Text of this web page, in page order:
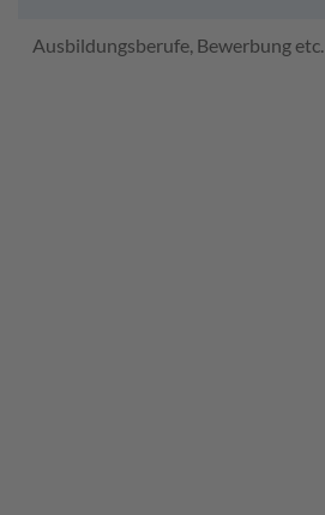
Ausbildungsberufe, Bewerbung etc.